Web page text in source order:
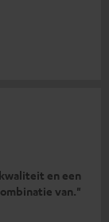
en een
van."